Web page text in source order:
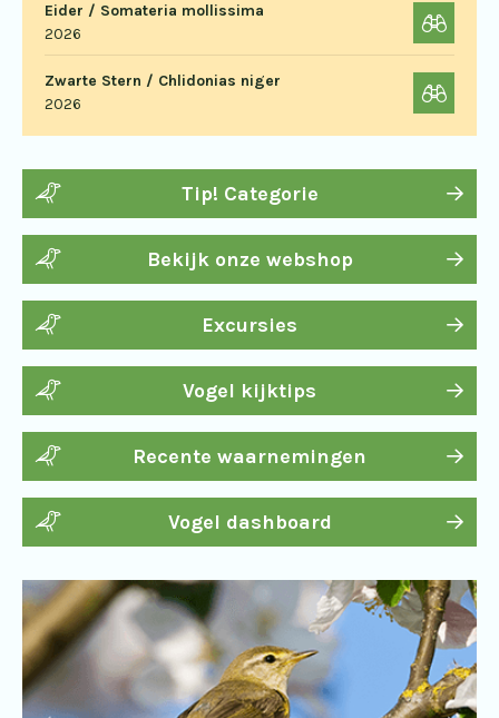
Eider / Somateria mollissima
2026
Zwarte Stern / Chlidonias niger
2026
Tip! Categorie
Bekijk onze webshop
Excursies
Vogel kijktips
Recente waarnemingen
Vogel dashboard